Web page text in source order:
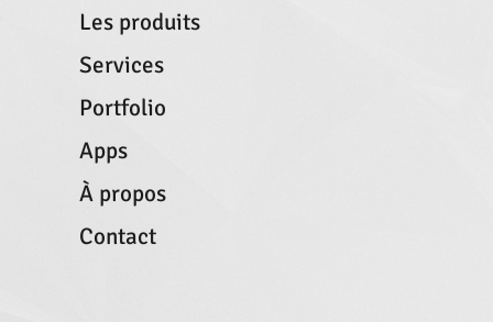
Les produits
Services
Portfolio
Apps
À propos
Contact